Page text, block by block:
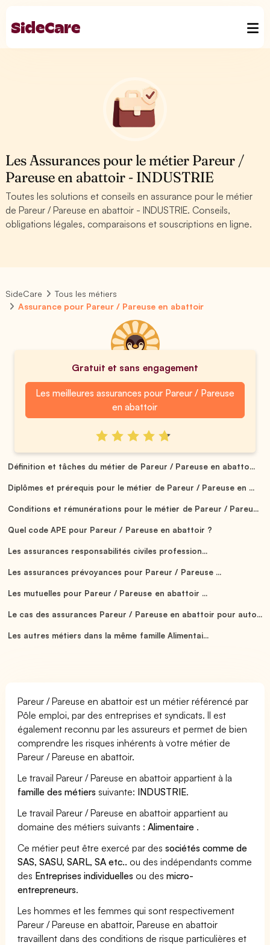
Les Assurances pour le métier Pareur /
Pareuse en abattoir - INDUSTRIE
Toutes les solutions et conseils en assurance pour le métier
de Pareur / Pareuse en abattoir - INDUSTRIE. Conseils,
obligations légales, comparaisons et souscriptions en ligne.
SideCare
Tous les métiers
Assurance pour Pareur / Pareuse en abattoir
Gratuit et sans engagement
Les meilleures assurances pour Pareur / Pareuse
en abattoir
Définition et tâches du métier de Pareur / Pareuse en abatto...
Diplômes et prérequis pour le métier de Pareur / Pareuse en ...
Conditions et rémunérations pour le métier de Pareur / Pareu...
Quel code APE pour Pareur / Pareuse en abattoir ?
Les assurances responsabilités civiles profession...
Les assurances prévoyances pour Pareur / Pareuse ...
Les mutuelles pour Pareur / Pareuse en abattoir ...
Le cas des assurances Pareur / Pareuse en abattoir pour auto...
Les autres métiers dans la même famille Alimentai...
Pareur / Pareuse en abattoir est un métier référencé par
Pôle emploi, par des entreprises et syndicats. Il est
également reconnu par les assureurs et permet de bien
comprendre les risques inhérents à votre métier de
Pareur / Pareuse en abattoir.
Le travail Pareur / Pareuse en abattoir appartient à la
famille des métiers suivante: INDUSTRIE.
Le travail Pareur / Pareuse en abattoir appartient au
domaine des métiers suivants :Alimentaire .
Ce métier peut être exercé par dessociétés comme de
SAS, SASU, SARL, SA etc.. ou des indépendants comme
des Entreprises individuelles ou desmicro-
entrepreneurs.
Les hommes et les femmes qui sont respectivement
Pareur / Pareuse en abattoir, Pareuse en abattoir
travaillent dans des conditions de risque particulières et